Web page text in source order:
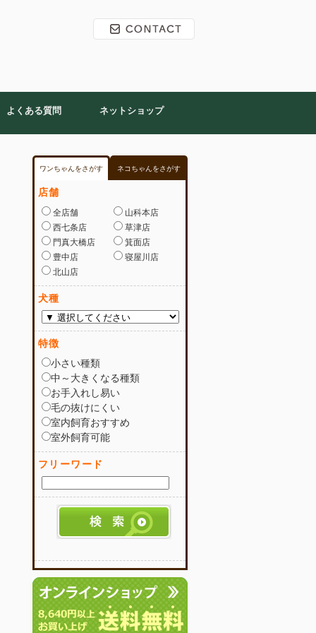
よくある質問 ネットショップ
ワンちゃんをさがす ネコちゃんをさがす
店舗
全店舗
山科本店
西七条店
草津店
門真大橋店
箕面店
豊中店
寝屋川店
北山店
犬種
特徴
小さい種類
中～大きくなる種類
お手入れし易い
毛の抜けにくい
室内飼育おすすめ
室外飼育可能
フリーワード